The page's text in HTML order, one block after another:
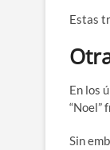
Estas
En los
“Noel”
Sin